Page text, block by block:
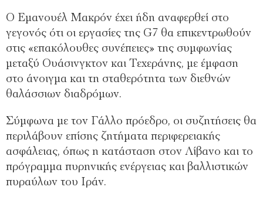
Ο Εμανουέλ Μακρόν έχει ήδη αναφερθεί στο
γεγονός ότι οι εργασίες της G7 θα επικεντρωθούν
στις «επακόλουθες συνέπειες» της συμφωνίας
μεταξύ Ουάσινγκτον και Τεχεράνης, με έμφαση
στο άνοιγμα και τη σταθερότητα των διεθνών
θαλάσσιων διαδρόμων.
Σύμφωνα με τον Γάλλο πρόεδρο, οι συζητήσεις θα
περιλάβουν επίσης ζητήματα περιφερειακής
ασφάλειας, όπως η κατάσταση στον Λίβανο και το
πρόγραμμα πυρηνικής ενέργειας και βαλλιστικών
πυραύλων του Ιράν.